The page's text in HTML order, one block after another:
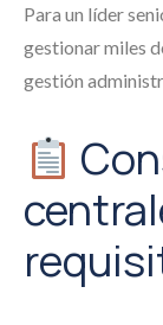
Para un líder
gestionar miles
gestión